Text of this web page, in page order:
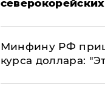
Минфину РФ
курса доллара: